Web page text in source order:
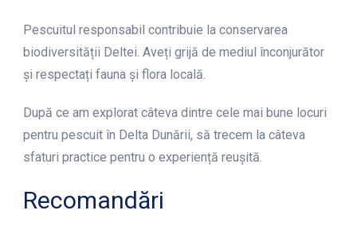
Pescuitul responsabil contribuie la conservarea
biodiversității Deltei. Aveți grijă de mediul înconjurător
și respectați fauna și flora locală.
După ce am explorat câteva dintre cele mai bune locuri
pentru pescuit în Delta Dunării, să trecem la câteva
sfaturi practice pentru o experiență reușită.
Recomandări